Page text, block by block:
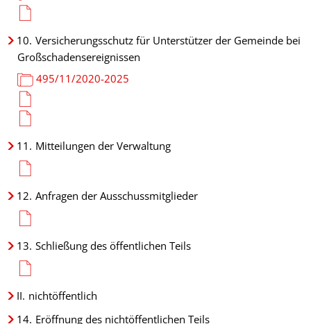
10. Versicherungsschutz für Unterstützer der Gemeinde bei
Großschadensereignissen
495/11/2020-2025
11. Mitteilungen der Verwaltung
12. Anfragen der Ausschussmitglieder
13. Schließung des öffentlichen Teils
II. nichtöffentlich
14. Eröffnung des nichtöffentlichen Teils